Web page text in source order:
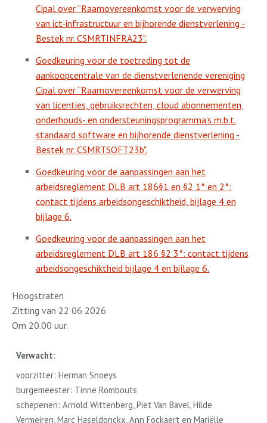
Cipal over “Raamovereenkomst voor de verwerving
van ict-infrastructuur en bijhorende dienstverlening -
Bestek nr. CSMRTINFRA23".
Goedkeuring voor de toetreding tot de
aankoopcentrale van de dienstverlenende vereniging
Cipal over “Raamovereenkomst voor de verwerving
van licenties, gebruiksrechten, cloud abonnementen,
onderhouds- en ondersteuningsprogramma’s m.b.t.
standaard software en bijhorende dienstverlening -
Bestek nr. CSMRTSOFT23b".
Goedkeuring voor de aanpassingen aan het
arbeidsreglement DLB art 186§1 en §2 1° en 2°:
contact tijdens arbeidsongeschiktheid, bijlage 4 en
bijlage 6.
Goedkeuring voor de aanpassingen aan het
arbeidsreglement DLB art 186 §2 3°: contact tijdens
arbeidsongeschiktheid bijlage 4 en bijlage 6.
Hoogstraten
Zitting van 22 06 2026
Om 20.00 uur.
Verwacht:
voorzitter: Herman Snoeys
burgemeester: Tinne Rombouts
schepenen: Arnold Wittenberg, Piet Van Bavel, Hilde
Vermeiren, Marc Haseldonckx, Ann Fockaert en Mariëlle